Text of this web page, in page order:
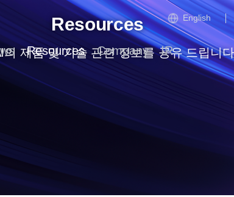
English
Resources Company IR
Resources
의 제품 및 기술 관련 정보를 공유 드립니